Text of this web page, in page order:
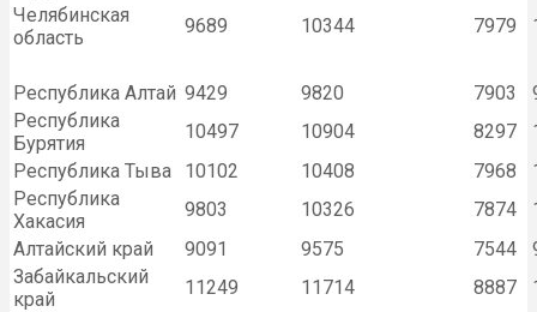
Челябинская
область
9689 10344 7979
Республика Алтай 9429 9820 7903
Республика
Бурятия
10497 10904 8297
Республика Тыва
10102 10408 7968
Республика
Хакасия
9803 10326 7874
Алтайский край
9091 9575 7544
Забайкальский
край
11249 11714 8887